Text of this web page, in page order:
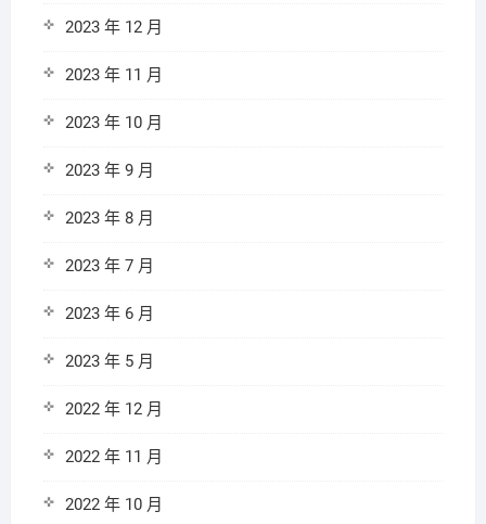
2023 年 12 月
2023 年 11 月
2023 年 10 月
2023 年 9 月
2023 年 8 月
2023 年 7 月
2023 年 6 月
2023 年 5 月
2022 年 12 月
2022 年 11 月
2022 年 10 月